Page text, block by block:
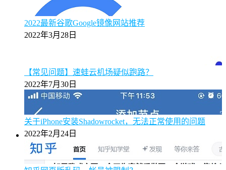
2022最新谷歌Google镜像网站推荐
2022年3月28日
【常见问题】速蛙云机场疑似跑路？
2022年7月30日
关于iPhone安装Shadowrocket，无法正常使用的问题
2022年2月24日